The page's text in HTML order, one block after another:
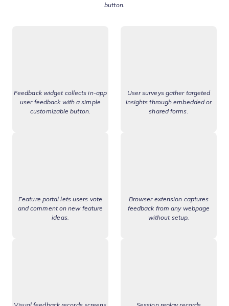
button.
Feedback widget collects in-app
user feedback with a simple
customizable button.
User surveys gather targeted
insights through embedded or
shared forms.
Feature portal lets users vote
and comment on new feature
ideas.
Browser extension captures
feedback from any webpage
without setup.